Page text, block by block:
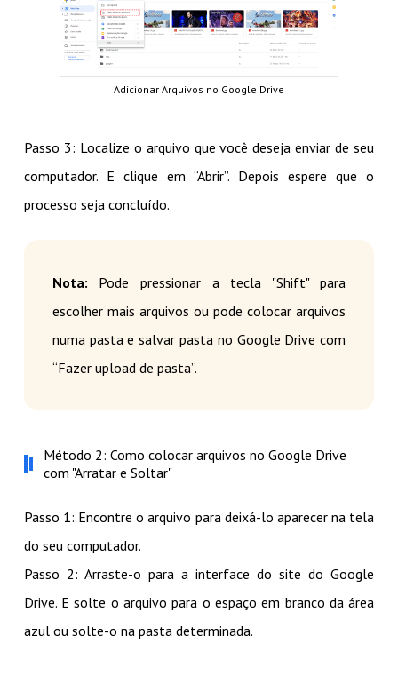
Adicionar Arquivos no Google Drive
Passo 3: Localize o arquivo que você deseja enviar de seu
computador. E clique em “Abrir”. Depois espere que o
processo seja concluído.
Nota: Pode pressionar a tecla "Shift" para
escolher mais arquivos ou pode colocar arquivos
numa pasta e salvar pasta no Google Drive com
“Fazer upload de pasta”.
Método 2: Como colocar arquivos no Google Drive
com "Arratar e Soltar"
Passo 1: Encontre o arquivo para deixá-lo aparecer na tela
do seu computador.
Passo 2: Arraste-o para a interface do site do Google
Drive. E solte o arquivo para o espaço em branco da área
azul ou solte-o na pasta determinada.